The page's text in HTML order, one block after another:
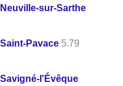
Neuville-sur-Sarthe
Saint-Pavace 5.79
Savigné-l'Évêque